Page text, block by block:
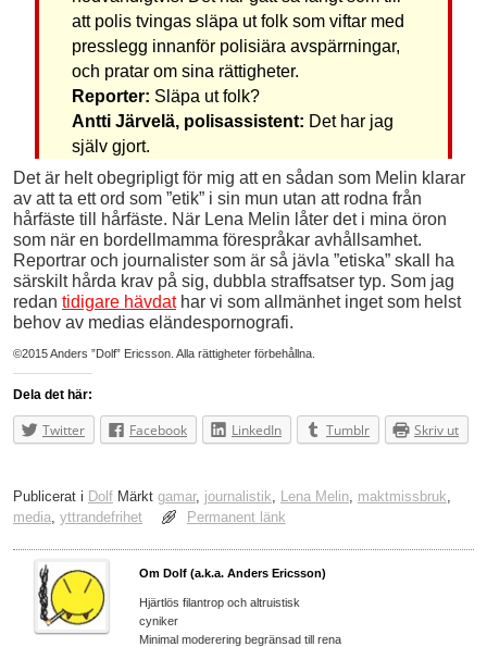
att polis tvingas släpa ut folk som viftar med
presslegg innanför polisiära avspärrningar,
och pratar om sina rättigheter.
Reporter: Släpa ut folk?
Antti Järvelä, polisassistent: Det har jag
själv gjort.
Det är helt obegripligt för mig att en sådan som Melin klarar
av att ta ett ord som ”etik” i sin mun utan att rodna från
hårfäste till hårfäste. När Lena Melin låter det i mina öron
som när en bordellmamma förespråkar avhållsamhet.
Reportrar och journalister som är så jävla ”etiska” skall ha
särskilt hårda krav på sig, dubbla straffsatser typ. Som jag
redan tidigare hävdathar vi som allmänhet inget som helst
behov av medias eländespornografi.
©2015 Anders ”Dolf” Ericsson. Alla rättigheter förbehållna.
Dela det här:
Twitter Facebook LinkedIn Tumblr Skriv ut
Publicerat i Dolf Märkt gamar, journalistik Lena Melin maktmissbruk
media yttrandefrihet Permanent länk
Om Dolf (a.k.a. Anders Ericsson)
Hjärtlös filantrop och altruistisk
cyniker
Minimal moderering begränsad till rena